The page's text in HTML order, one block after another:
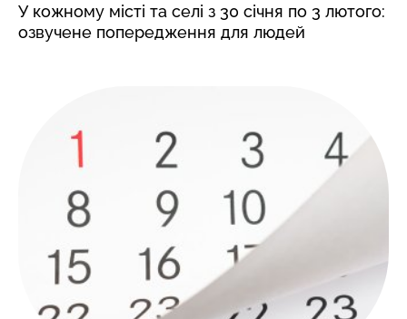
У кожному місті та селі з 30 січня по 3 лютого:
озвучене попередження для людей